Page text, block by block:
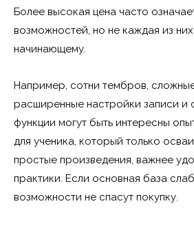
Более высокая цена часто
возможностей, но не каждая из
начинающему.
Например, сотни тембров,
расширенные настройки записи и
функции могут быть интересны
для ученика, который только
простые произведения, важнее
практики. Если основная база
возможности не спасут покупку.